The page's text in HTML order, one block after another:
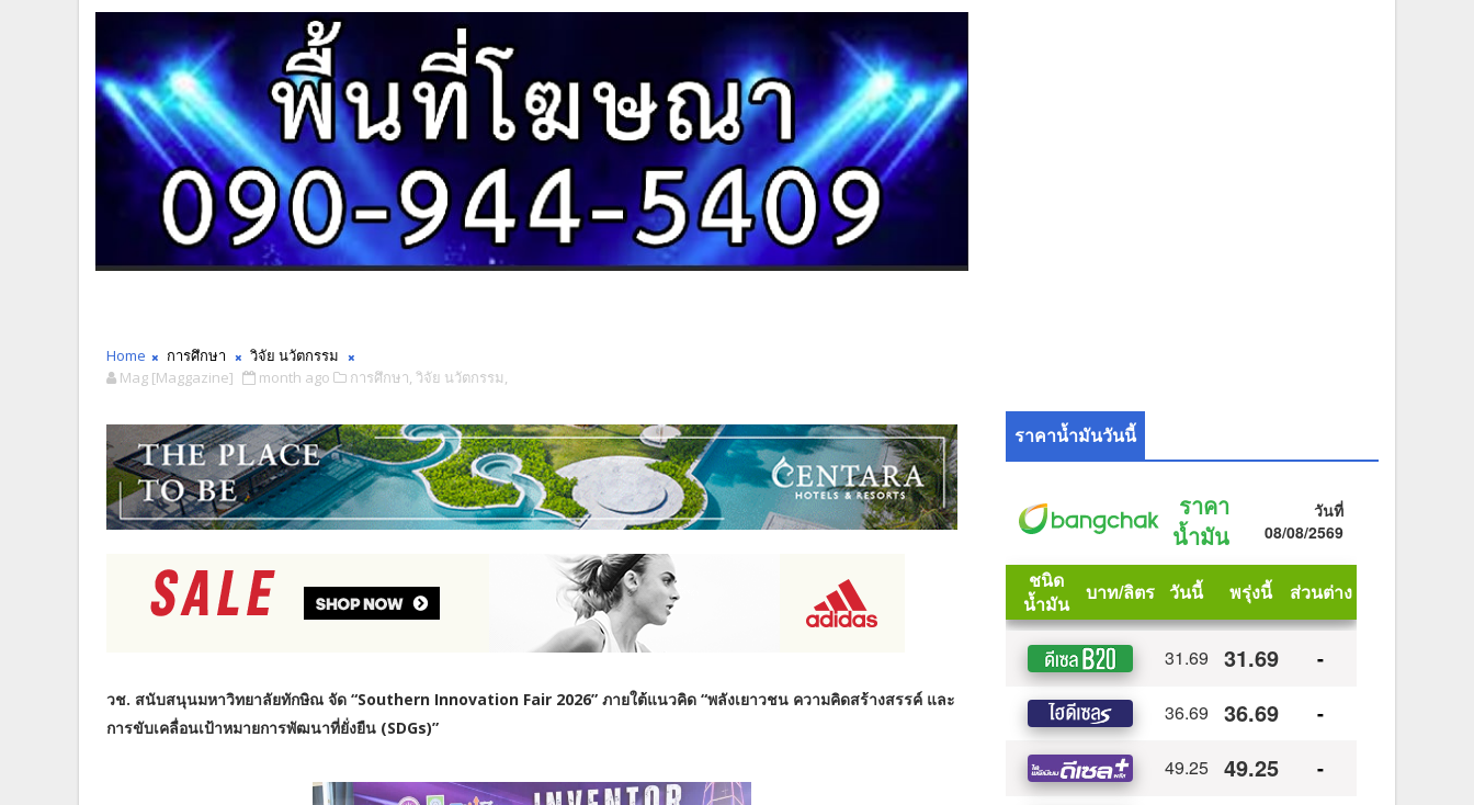
Home การศึกษา
วิจัย นวัตกรรม
Mag [Maggazine]
month ago การศึกษา, วิจัย นวัตกรรม,
วช. สนับสนุนมหาวิทยาลัยทักษิณ จัด “Southern Innovation Fair 2026” ภายใต้แนวคิด “พลังเยาวชน ความคิดสร้างสรรค์ และ
การขับเคลื่อนเป้าหมายการพัฒนาที่ยั่งยืน (SDGs)”
ราคาน้ำมันวันนี้